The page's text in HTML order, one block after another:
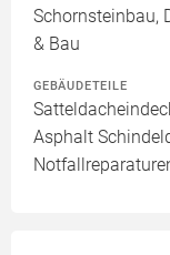
Schornsteinbau,
& Bau
GEBÄUDETEILE
Asphalt